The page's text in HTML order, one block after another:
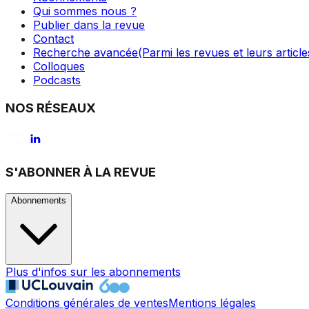
Qui sommes nous ?
Publier dans la revue
Contact
Recherche avancée(Parmi les revues et leurs
Colloques
Podcasts
NOS RÉSEAUX
S'ABONNER À LA REVUE
Abonnements
Plus d'infos sur les abonnements
Conditions générales de ventesMentions légales